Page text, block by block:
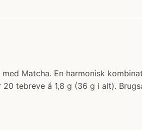
Matcha. En harmonisk
tebreve á 1,8 g (36 g i alt).